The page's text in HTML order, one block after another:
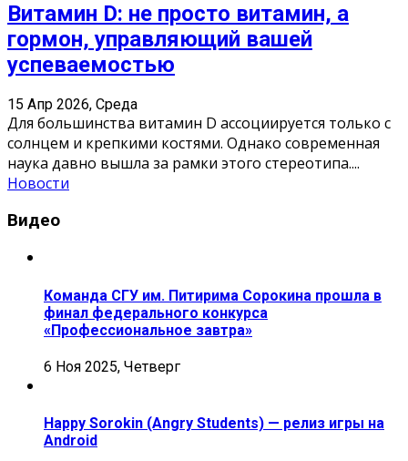
Витамин D: не просто витамин, а
гормон, управляющий вашей
успеваемостью
15 Апр 2026, Среда
Для большинства витамин D ассоциируется только с
солнцем и крепкими костями. Однако современная
наука давно вышла за рамки этого стереотипа....
Новости
Видео
Команда СГУ им. Питирима Сорокина прошла в
финал федерального конкурса
«Профессиональное завтра»
6 Ноя 2025, Четверг
Happy Sorokin (Angry Students) — релиз игры на
Android